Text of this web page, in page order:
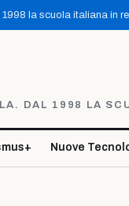
la scuola italiana in
DAL 1998 LA
Nuove